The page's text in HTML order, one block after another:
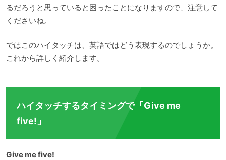
るだろうと思っていると困ったことになりますので、注意して
くださいね。
ではこのハイタッチは、英語ではどう表現するのでしょうか。
これから詳しく紹介します。
ハイタッチするタイミングで「Give me
five!」
Give me five!